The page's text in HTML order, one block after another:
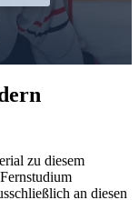
zu diesem
an diesen